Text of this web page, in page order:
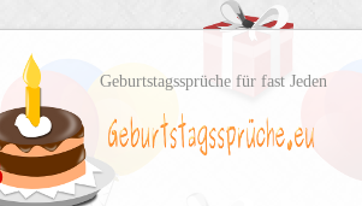
Geburtstagssprüche für fast Jeden